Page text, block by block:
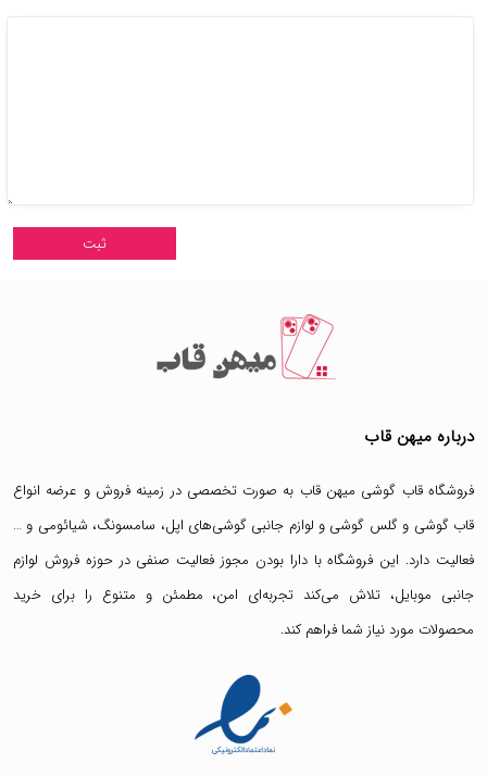
درباره میهن قاب
فروشگاه قاب گوشی میهن قاب به صورت تخصصی در زمینه فروش و عرضه انواع
قاب گوشی وگلس گوشی و لوازم جانبی گوشی‌های اپل، سامسونگ، شیائومی و …
فعالیت دارد. این فروشگاه با دارا بودن مجوز فعالیت صنفی در حوزه فروش لوازم
جانبی موبایل، تلاش می‌کند تجربه‌ای امن، مطمئن و متنوع را برای خرید
محصولات مورد نیاز شما فراهم کند.